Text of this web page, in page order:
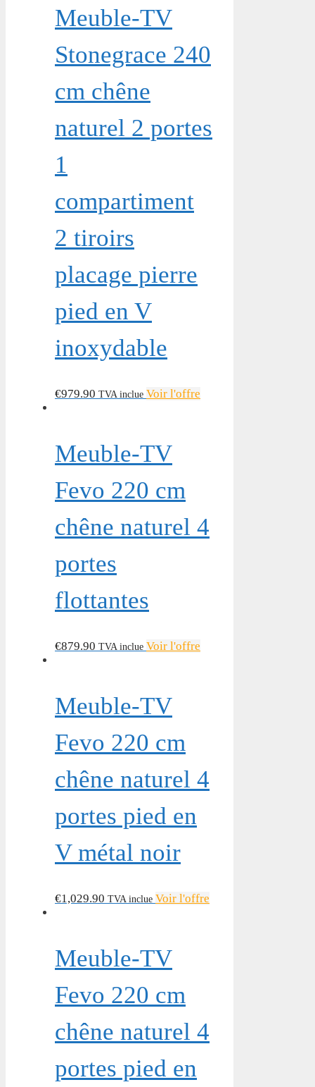
Meuble-TV
Stonegrace 240
cm chêne
naturel 2 portes
1
compartiment
2 tiroirs
placage pierre
pied en V
inoxydable
€979.90 TVA inclue Voir l'offre
Meuble-TV
Fevo 220 cm
chêne naturel 4
portes
flottantes
€879.90 TVA inclue Voir l'offre
Meuble-TV
Fevo 220 cm
chêne naturel 4
portes pied en
V métal noir
€1,029.90 TVA inclue Voir l'offre
Meuble-TV
Fevo 220 cm
chêne naturel 4
portes pied en